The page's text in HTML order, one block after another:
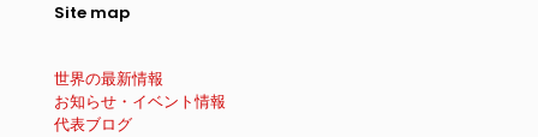
Site map
世界の最新情報
お知らせ・イベント情報
代表ブログ